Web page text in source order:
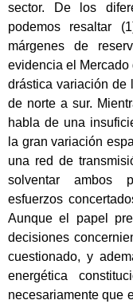
sector. De los
podemos resaltar
márgenes de
evidencia el
drástica variación de
de norte a sur.
habla de una
la gran variación
una red de
solventar ambos
esfuerzos
Aunque el papel
decisiones
cuestionado, y
energética
necesariamente que